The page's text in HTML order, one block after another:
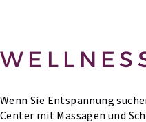
Wenn Sie Entspannung
Center mit Massagen und